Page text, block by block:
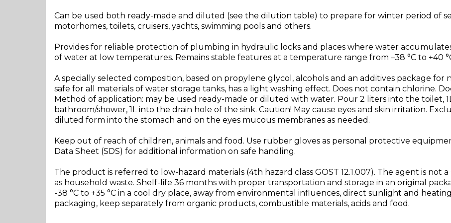
Can be used both ready-made and diluted (see the dilution table) to prepare for winter period of
motorhomes, toilets, cruisers, yachts, swimming pools and others.
Provides for reliable protection of plumbing in hydraulic locks and places where water
of water at low temperatures. Remains stable features at a temperature range from –38 °C to +40
A specially selected composition, based on propylene glycol, alcohols and an additives package
safe for all materials of water storage tanks, has a light washing effect. Does not contain chlorine.
Method of application: may be used ready-made or diluted with water. Pour 2 liters into the toilet,
bathroom/shower, 1L into the drain hole of the sink. Caution! May cause eyes and skin irritation.
diluted form into the stomach and on the eyes mucous membranes as needed.
Keep out of reach of children, animals and food. Use rubber gloves as personal protective
Data Sheet (SDS) for additional information on safe handling.
The product is referred to low-hazard materials (4th hazard class GOST 12.1.007). The agent is not
as household waste. Shelf-life 36 months with proper transportation and storage in an original
-38 °C to +35 °C in a cool dry place, away from environmental influences, direct sunlight and
packaging, keep separately from organic products, combustible materials, acids and food.